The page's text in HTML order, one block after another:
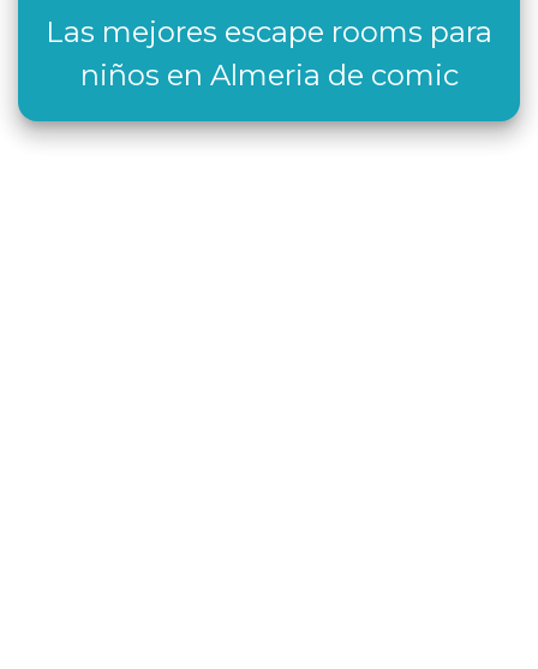
Las mejores escape rooms para
niños en Almeria de comic